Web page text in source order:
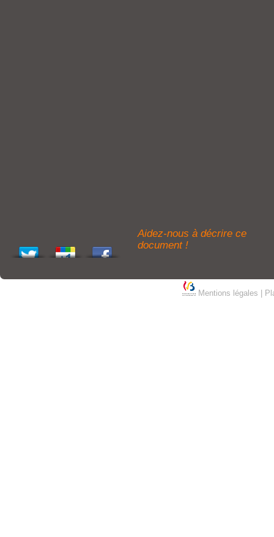
Aidez-nous à décrire ce
document !
Mentions légales